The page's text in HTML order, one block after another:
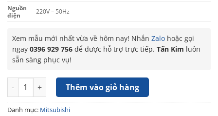
Nguồn
điện
220V – 50Hz
Xem mẫu mới nhất vừa về hôm nay! Nhắn Zalo hoặc gọi
ngay 0396 929 756 để được hỗ trợ trực tiếp. Tấn Kim luôn
sẵn sàng phục vụ!
Quạt cây Mitsubishi LV16S (RA/RV) số lượng
Thêm vào giỏ hàng
Danh mục: Mitsubishi